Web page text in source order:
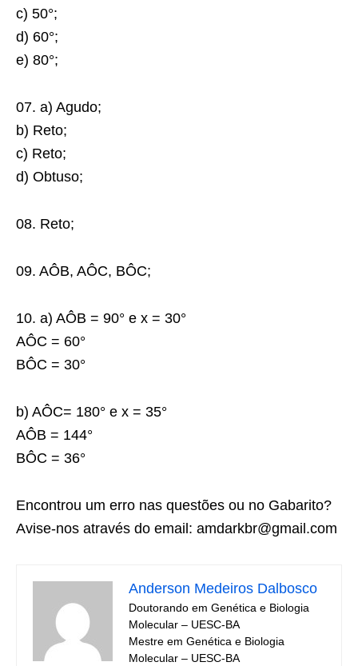
c) 50°;
d) 60°;
e) 80°;
07. a) Agudo;
b) Reto;
c) Reto;
d) Obtuso;
08. Reto;
09. AÔB, AÔC, BÔC;
10. a) AÔB = 90° e x = 30°
AÔC = 60°
BÔC = 30°
b) AÔC= 180° e x = 35°
AÔB = 144°
BÔC = 36°
Encontrou um erro nas questões ou no Gabarito?
Avise-nos através do email: amdarkbr@gmail.com
Anderson Medeiros Dalbosco
Doutorando em Genética e Biologia
Molecular – UESC-BA
Mestre em Genética e Biologia
Molecular – UESC-BA